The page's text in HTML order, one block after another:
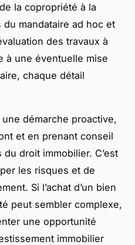
la copropriété à la
mandataire ad hoc et
des travaux à
à une éventuelle mise
chaque détail
démarche proactive,
et en prenant conseil
droit immobilier. C’est
les risques et de
Si l’achat d’un bien
peut sembler complexe,
une opportunité
immobilier